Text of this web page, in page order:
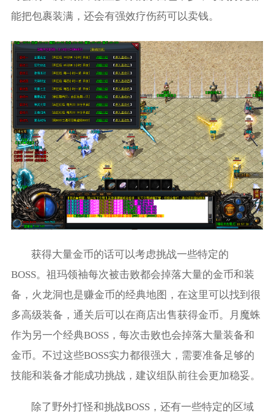
能把包裹装满，还会有强效疗伤药可以卖钱。
获得大量金币的话可以考虑挑战一些特定的
BOSS。祖玛领袖每次被击败都会掉落大量的金币和装
备，火龙洞也是赚金币的经典地图，在这里可以找到很
多高级装备，通关后可以在商店出售获得金币。月魔蛛
作为另一个经典BOSS，每次击败也会掉落大量装备和
金币。不过这些BOSS实力都很强大，需要准备足够的
技能和装备才能成功挑战，建议组队前往会更加稳妥。
除了野外打怪和挑战BOSS，还有一些特定的区域